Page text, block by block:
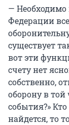
— Необходимо
Федерации
существует
вот эти
счету нет
собственно,
оборону в
события?»
найдется, то